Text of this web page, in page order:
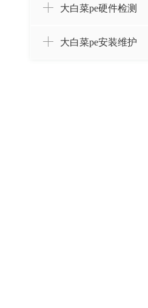
大白菜pe硬件检测
大白菜pe安装维护